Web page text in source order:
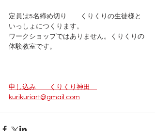
定員は5名締め切り　　くりくりの生徒様と
いっしょにつくります。
ワークショップではありません。くりくりの
体験教室です。
申し込み　　くりくり神田
kurikuriart@gmail.com